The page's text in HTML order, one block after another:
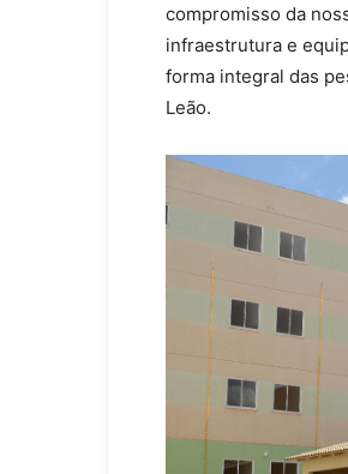
compromisso da
infraestrutura e
forma integral das
Leão.